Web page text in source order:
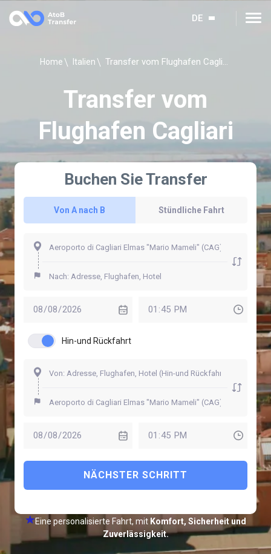
DE
Home Italien Transfer vom Flughafen Cagliari
Transfer vom
Flughafen Cagliari
Buchen Sie Transfer
Von A nach B Stündliche Fahrt
Hin-und Rückfahrt
NÄCHSTER SCHRITT
Eine personalisierte Fahrt, mit Komfort, Sicherheit und
Zuverlässigkeit.